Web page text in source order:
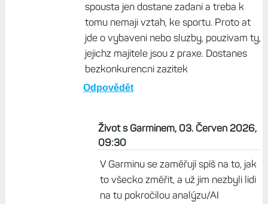
spousta jen dostane zadani a treba k
tomu nemaji vztah, ke sportu. Proto at
jde o vybaveni nebo sluzby, pouzivam ty,
jejichz majitele jsou z praxe. Dostanes
bezkonkurencni zazitek
Odpovědět
Život s Garminem, 03. Červen 2026,
09:30
V Garminu se zaměřují spíš na to, jak
to všecko změřit, a už jim nezbyli lidi
na tu pokročilou analýzu/AI